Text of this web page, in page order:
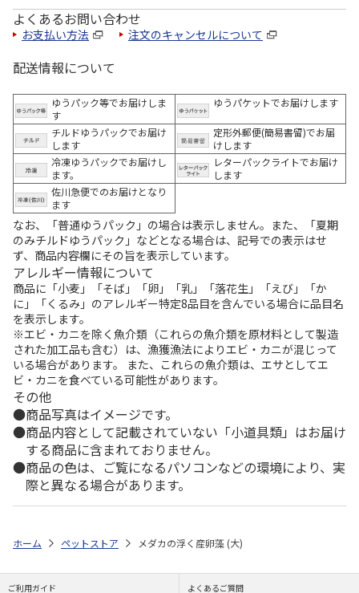
よくあるお問い合わせ
お支払い方法 注文のキャンセルについて
配送情報について
ゆうパック等でお届けしま
す
ゆうパケットでお届けします
チルドゆうパックでお届け
します
定形外郵便(簡易書留)でお届
けします
冷凍ゆうパックでお届けし
ます。
レターパックライトでお届け
します
佐川急便でのお届けとなり
ます
なお、「普通ゆうパック」の場合は表示しません。また、「夏期
のみチルドゆうパック」などとなる場合は、記号での表示はせ
ず、商品内容欄にその旨を表示しています。
アレルギー情報について
商品に「小麦」「そば」「卵」「乳」「落花生」「えび」「か
に」「くるみ」のアレルギー特定8品目を含んでいる場合に品目名
を表示します。
※エビ・カニを除く魚介類（これらの魚介類を原材料として製造
された加工品も含む）は、漁獲漁法によりエビ・カニが混じって
いる場合があります。 また、これらの魚介類は、エサとしてエ
ビ・カニを食べている可能性があります。
その他
商品写真はイメージです。
商品内容として記載されていない「小道具類」はお届け
する商品に含まれておりません。
商品の色は、ご覧になるパソコンなどの環境により、実
際と異なる場合があります。
ホーム ペットストア メダカの浮く産卵藻 (大)
ご利用ガイド よくあるご質問